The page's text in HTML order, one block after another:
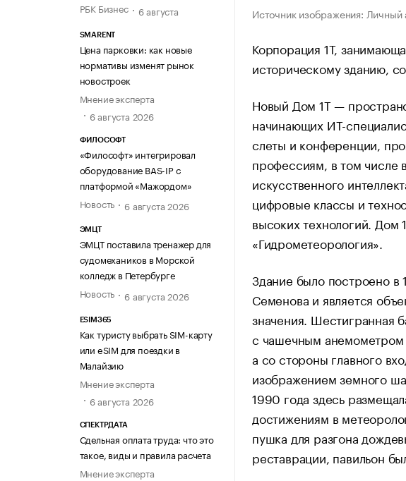
РБК Бизнес
6 августа
SMARENT
Цена парковки: как новые
нормативы изменят рынок
новостроек
Мнение эксперта
6 августа 2026
ФИЛОСОФТ
«Философт» интегрировал
оборудование BAS-IP с
платформой «Мажордом»
Новость
6 августа 2026
ЭМЦТ
ЭМЦТ поставила тренажер для
судомехаников в Морской
колледж в Петербурге
Новость
6 августа 2026
ESIM365
Как туристу выбрать SIM-карту
или eSIM для поездки в
Малайзию
Мнение эксперта
6 августа 2026
СПЕКТРДАТА
Сдельная оплата труда: что это
такое, виды и правила расчета
Мнение эксперта
Источник изображения:
Корпорация 1Т,
историческому зданию,
Новый Дом 1Т —
начинающих ИТ-
слеты и конференции,
профессиям, в том числе
искусственного
цифровые классы и
высоких технологий. Дом
«Гидрометеорология».
Здание было построено в
Семенова и является
значения. Шестигранная
с чашечным анемометром
а со стороны главного
изображением земного
1990 года здесь
достижениям в
пушка для разгона
реставрации, павильон